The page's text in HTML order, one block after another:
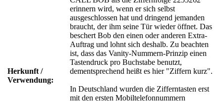
Herkunft /
Verwendung:
erinnern wird, wenn er sich selbst
ausgeschlossen hat und dringend jemanden
braucht, der ihm seine Tür wieder öffnet. Das
beschert Bob den einen oder anderen Extra-
Auftrag und lohnt sich deshalb. Zu beachten
ist, dass das Vanity-Nummern-Prinzip einen
Tastendruck pro Buchstabe benutzt,
dementsprechend heißt es hier "Ziffern kurz".
In Deutschland wurden die Zifferntasten erst
mit den ersten Mobiltelefonnummern